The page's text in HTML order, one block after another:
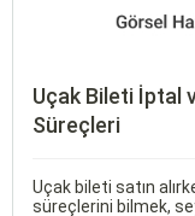
Uçak Bileti İptal
Süreçleri
Uçak bileti satın
süreçlerini bilmek,